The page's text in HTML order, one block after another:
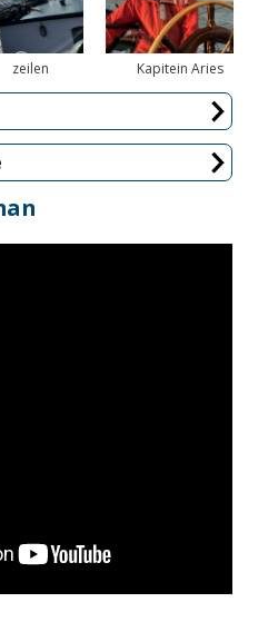
zeilen Kapitein Aries